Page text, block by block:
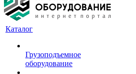
Каталог
Грузоподъемное
оборудование